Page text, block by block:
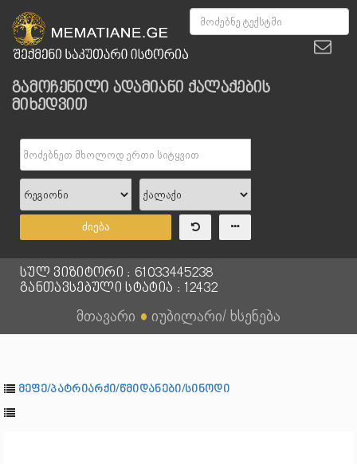
გამოჩენილი ადამიანი ქალაქების
მიხედვით
ძიება
სულ ვიზიტორი : 61033445238
განთავსებული სტატია : 12432
მთავარი ● იუბილარი/ ხსენება
მეფე/პატრიარქი/წმიდანები/სინოდი